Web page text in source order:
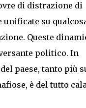
di distrazione di
su
Queste
politico. In
paese, tanto più
è del tutto